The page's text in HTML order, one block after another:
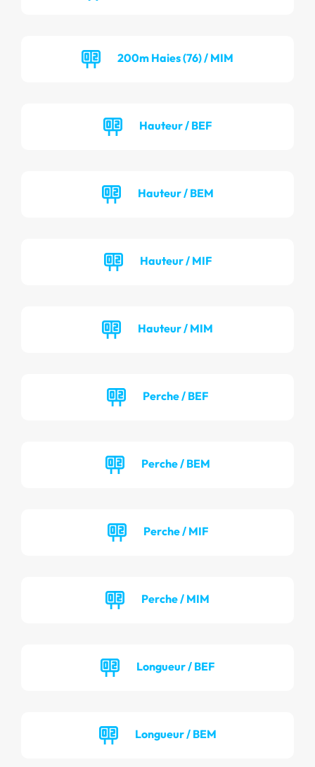
200m Haies (76) / MIM
Hauteur / BEF
Hauteur / BEM
Hauteur / MIF
Hauteur / MIM
Perche / BEF
Perche / BEM
Perche / MIF
Perche / MIM
Longueur / BEF
Longueur / BEM